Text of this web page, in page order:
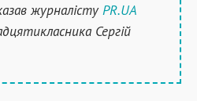
журналістуPR.UA
Сергій